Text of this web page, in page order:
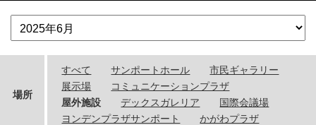
場所
すべて サンポートホール
市民ギャラリー
展示場
コミュニケーションプラザ
屋外施設
デックスガレリア
国際会議場
ヨンデンプラザサンポート
かがわプラザ